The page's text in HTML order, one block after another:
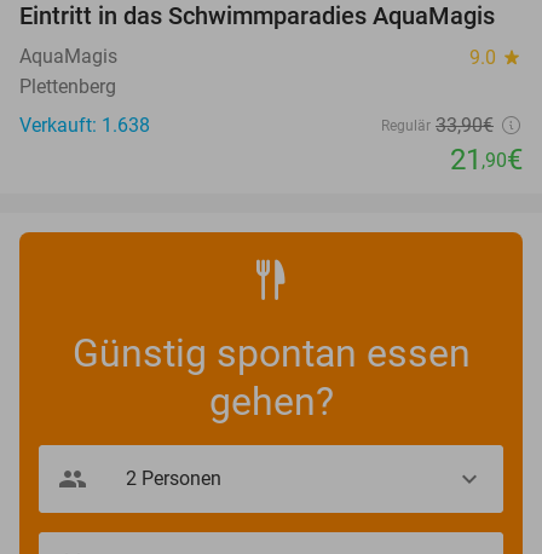
35%
Eintritt in das Schwimmparadies AquaMagis
AquaMagis 9.0 star
Plettenberg
Verkauft: 1.638
Regulär 33,90€
21 ,90€
Günstig spontan essen
gehen?